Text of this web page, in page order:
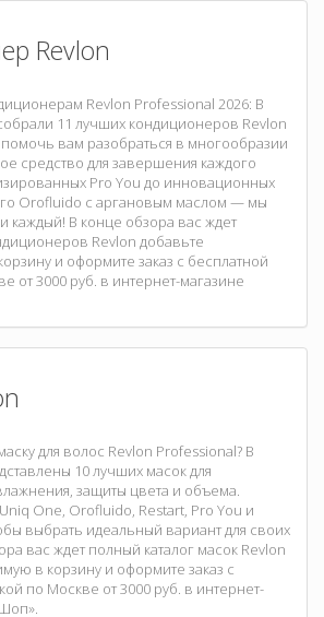
Revlon
Revlon Professional 2026: В
11 лучших кондиционеров Revlon
вам разобраться в многообразии
средство для завершения каждого
Pro You до инновационных
Orofluido с аргановым маслом — мы
каждый! В конце обзора вас ждет
Revlon добавьте
и оформите заказ с бесплатной
от 3000 руб. в интернет-магазине
для волос Revlon Professional? В
10 лучших масок для
защиты цвета и объема.
One, Orofluido, Restart, Pro You и
выбрать идеальный вариант для своих
вас ждет полный каталог масок Revlon
в корзину и оформите заказ с
по Москве от 3000 руб. в интернет-